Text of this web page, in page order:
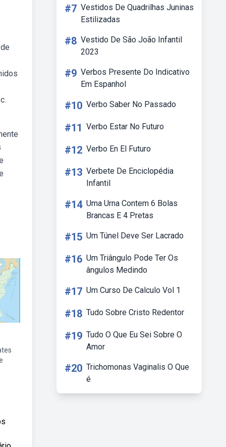
#7 Vestidos De Quadrilhas Juninas
Estilizadas
#8 Vestido De São João Infantil
2023
#9 Verbos Presente Do Indicativo
Em Espanhol
#10 Verbo Saber No Passado
#11 Verbo Estar No Futuro
#12 Verbo En El Futuro
#13 Verbete De Enciclopédia
Infantil
#14 Uma Urna Contem 6 Bolas
Brancas E 4 Pretas
#15 Um Túnel Deve Ser Lacrado
#16 Um Triângulo Pode Ter Os
ângulos Medindo
#17 Um Curso De Calculo Vol 1
#18 Tudo Sobre Cristo Redentor
#19 Tudo O Que Eu Sei Sobre O
Amor
#20 Trichomonas Vaginalis O Que
é